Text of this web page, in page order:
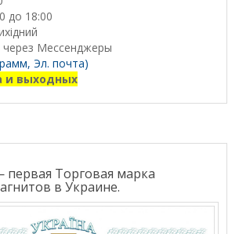
до 18:00
через Мессенджеры
Эл. почта)
и выходных
Торговая марка
в Украине.